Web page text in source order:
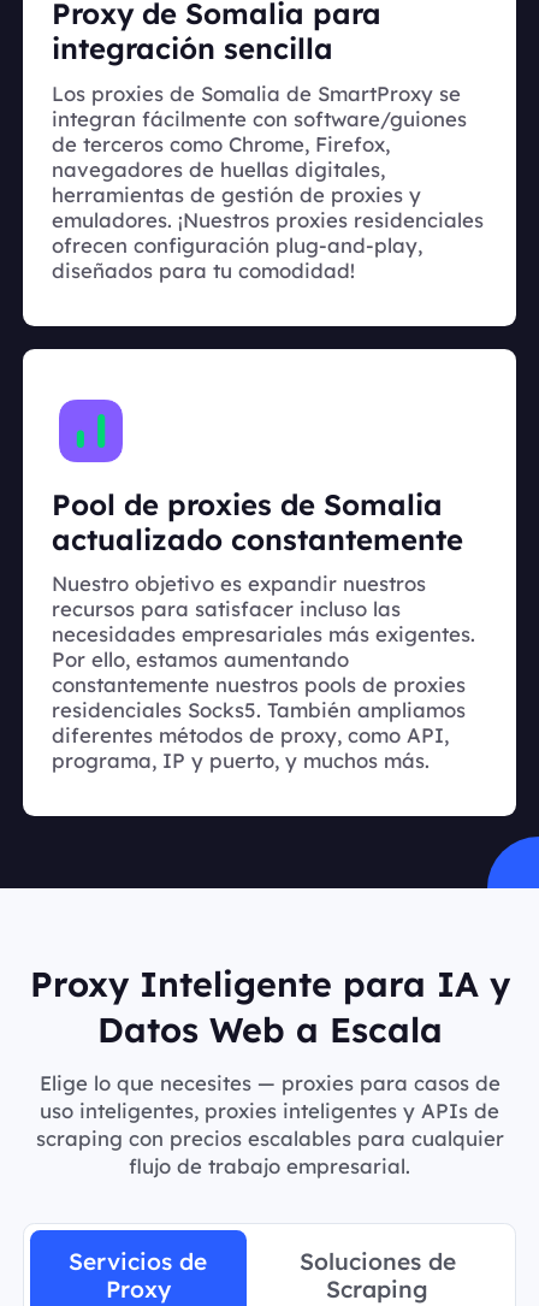
Proxy de Somalia para
integración sencilla
Los proxies de Somalia de SmartProxy se
integran fácilmente con software/guiones
de terceros como Chrome, Firefox,
navegadores de huellas digitales,
herramientas de gestión de proxies y
emuladores. ¡Nuestros proxies residenciales
ofrecen configuración plug-and-play,
diseñados para tu comodidad!
Pool de proxies de Somalia
actualizado constantemente
Nuestro objetivo es expandir nuestros
recursos para satisfacer incluso las
necesidades empresariales más exigentes.
Por ello, estamos aumentando
constantemente nuestros pools de proxies
residenciales Socks5. También ampliamos
diferentes métodos de proxy, como API,
programa, IP y puerto, y muchos más.
Proxy Inteligente para IA y
Datos Web a Escala
Elige lo que necesites — proxies para casos de
uso inteligentes, proxies inteligentes y APIs de
scraping con precios escalables para cualquier
flujo de trabajo empresarial.
Servicios de
Proxy
Soluciones de
Scraping